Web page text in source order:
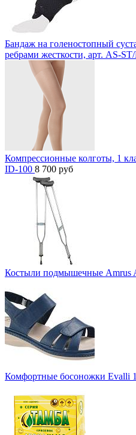
Бандаж на голеностопный
ребрами жесткости, арт. AS-
Компрессионные колготы, 1
ID-100 8 700 руб
Костыли подмышечные
Комфортные босоножки Evalli